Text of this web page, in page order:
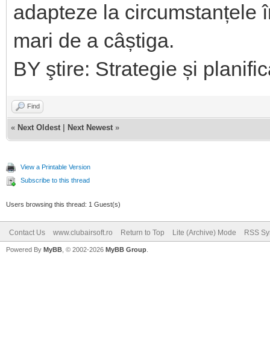
adapteze la circumstanțele
mari de a câștiga.
BY ştire: Strategie și
Find
« Next Oldest Next Newest »
View a Printable Version
Subscribe to this thread
Users browsing this thread: 1 Guest(s)
Contact Us www.clubairsoft.ro Return to Top Lite (Archive) Mode RSS
Powered By MyBB , © 2002-2026 MyBB Group